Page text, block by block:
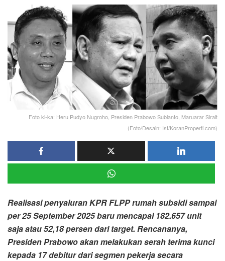
Foto ki-ka: Heru Pudyo Nugroho, Presiden Prabowo Subianto, Maruarar Sirait
(Foto/Desain: Ist/KoranProperti.com)
Realisasi penyaluran KPR FLPP rumah subsidi sampai
per 25 September 2025 baru mencapai 182.657 unit
saja atau 52,18 persen dari target. Rencananya,
Presiden Prabowo akan melakukan serah terima kunci
kepada 17 debitur dari segmen pekerja secara